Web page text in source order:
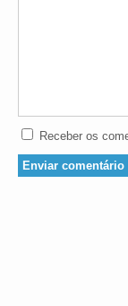
Receber os